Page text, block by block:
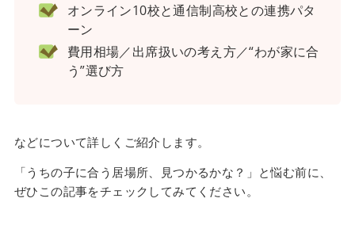
オンライン10校と通信制高校との連携パタ
ーン
費用相場／出席扱いの考え方／“わが家に合
う”選び方
などについて詳しくご紹介します。
「うちの子に合う居場所、見つかるかな？」と悩む前に、
ぜひこの記事をチェックしてみてください。